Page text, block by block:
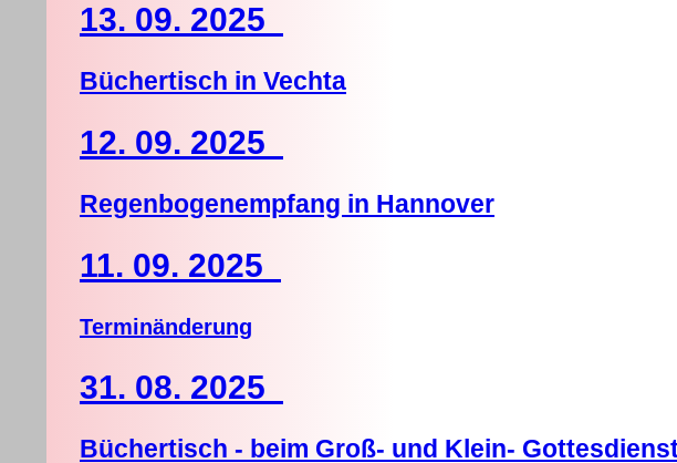
13. 09. 2025
Büchertisch in Vechta
12. 09. 2025
Regenbogenempfang in Hannover
11. 09. 2025
Terminänderung
31. 08. 2025
Büchertisch - beim Groß- und Klein-